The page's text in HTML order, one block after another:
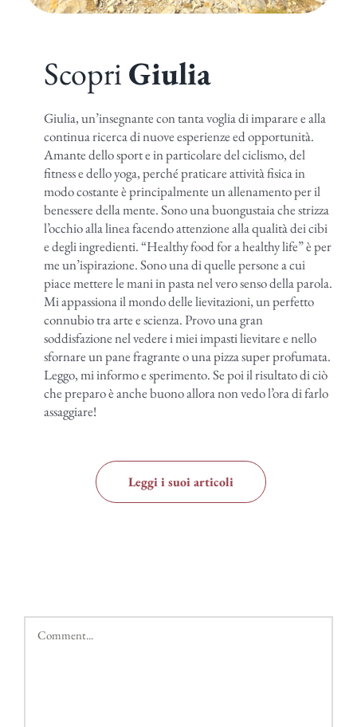
ScopriGiulia
Giulia, un’insegnante con tanta voglia di imparare e alla
continua ricerca di nuove esperienze ed opportunità.
Amante dello sport e in particolare del ciclismo, del
fitness e dello yoga, perché praticare attività fisica in
modo costante è principalmente un allenamento per il
benessere della mente. Sono una buongustaia che strizza
l’occhio alla linea facendo attenzione alla qualità dei cibi
e degli ingredienti. “Healthy food for a healthy life” è per
me un’ispirazione. Sono una di quelle persone a cui
piace mettere le mani in pasta nel vero senso della parola.
Mi appassiona il mondo delle lievitazioni, un perfetto
connubio tra arte e scienza. Provo una gran
soddisfazione nel vedere i miei impasti lievitare e nello
sfornare un pane fragrante o una pizza super profumata.
Leggo, mi informo e sperimento. Se poi il risultato di ciò
che preparo è anche buono allora non vedo l’ora di farlo
assaggiare!
Leggi i suoi articoli
Comment